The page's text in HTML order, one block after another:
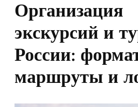
Организация
экскурсий и
России:
маршруты и